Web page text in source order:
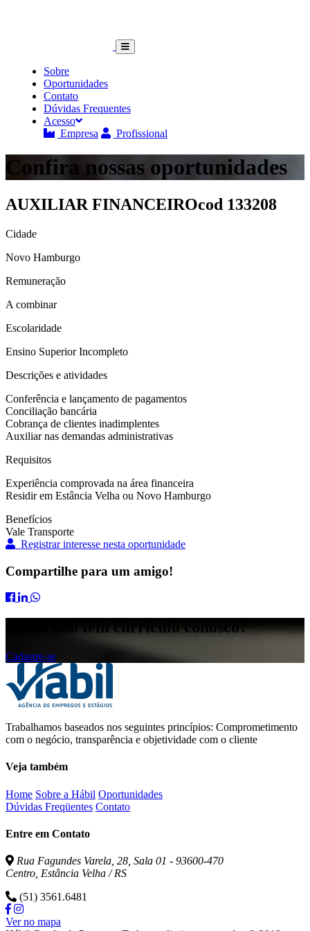
Sobre
Oportunidades
Contato
Dúvidas Frequentes
Acesso
Empresa
Profissional
Confira nossas oportunidades
AUXILIAR FINANCEIROcod 133208
Cidade
Novo Hamburgo
Remuneração
A combinar
Escolaridade
Ensino Superior Incompleto
Descrições e atividades
Conferência e lançamento de pagamentos
Conciliação bancária
Cobrança de clientes inadimplentes
Auxiliar nas demandas administrativas
Requisitos
Experiência comprovada na área financeira
Residir em Estância Velha ou Novo Hamburgo
Benefícios
Vale Transporte
Registrar interesse nesta oportunidade
Compartilhe para um amigo!
Compartilhar
FINANCEIRO
Compartilhar
FINANCEIRO
Compartilhar
FINANCEIRO
Ainda não tem currículo conosco?
Cadastre-se
Trabalhamos baseados nos seguintes princípios: Comprometimento
com o negócio, transparência e objetividade com o cliente
Veja também
Home Sobre a Hábil Oportunidades
Dúvidas Freqüentes Contato
Entre em Contato
Rua Fagundes Varela, 28, Sala 01 - 93600-470
Centro, Estância Velha / RS
(51) 3561.6481
Ver no mapa